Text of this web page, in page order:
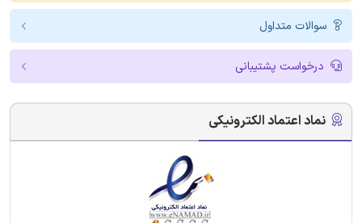
سوالات متداول
درخواست پشتیبانی
نماد اعتماد الکترونیکی